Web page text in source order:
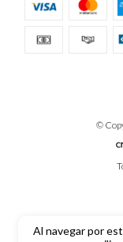
Al navegar por
©